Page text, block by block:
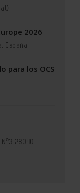
2026
España
para los OCS
28040